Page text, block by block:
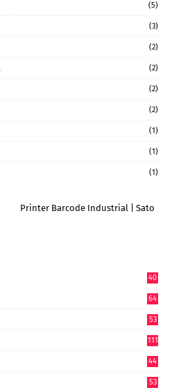
(5)
(3)
(2)
(2)
(2)
(2)
(1)
(1)
(1)
Printer Barcode Industrial | Sato
40
64
53
111
44
53